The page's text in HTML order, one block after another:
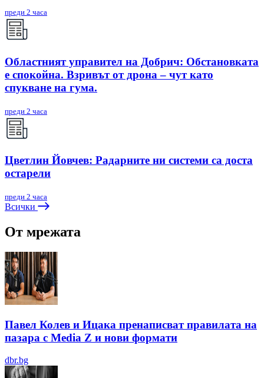
преди 2 часа
Областният управител на Добрич: Обстановката
е спокойна. Взривът от дрона – чут като
спукване на гума.
преди 2 часа
Цветлин Йовчев: Радарните ни системи са доста
остарели
преди 2 часа
Всички
От мрежата
Павел Колев и Ицака пренаписват правилата на
пазара с Media Z и нови формати
dbr.bg